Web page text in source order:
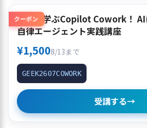
クーポン
使って学ぶCopilot Cowork！ AI
自律エージェント実践講座
¥1,5008/13まで
GEEK2607COWORK
受講する→